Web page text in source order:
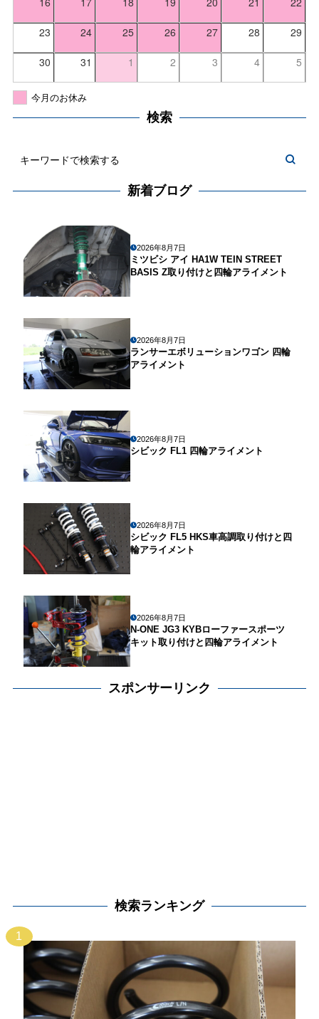
23 24 25 26 27 28 29
30 31 1 2 3 4 5
今月のお休み
検索
新着ブログ
2026年8月7日
ミツビシ アイ HA1W TEIN STREET
BASIS Z取り付けと四輪アライメント
2026年8月7日
ランサーエボリューションワゴン 四輪
アライメント
2026年8月7日
シビック FL1 四輪アライメント
2026年8月7日
シビック FL5 HKS車高調取り付けと四
輪アライメント
2026年8月7日
N-ONE JG3 KYBローファースポーツ
キット取り付けと四輪アライメント
スポンサーリンク
検索ランキング
1